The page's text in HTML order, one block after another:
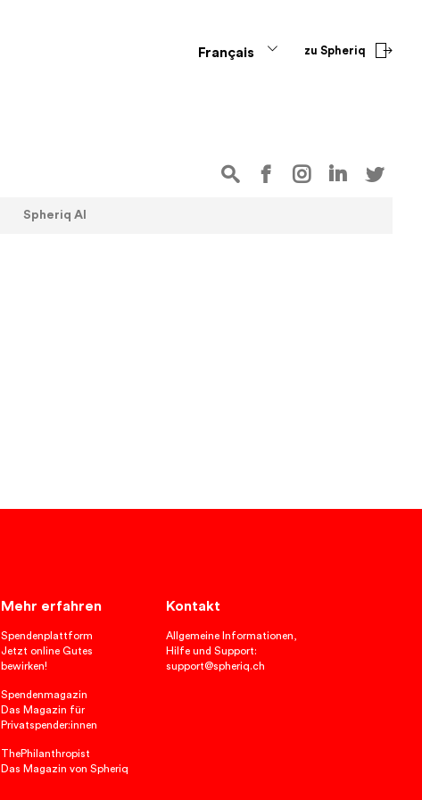
Français zu Spheriq
Spheriq AI
Mehr erfahren
Spendenplattform
Jetzt online Gutes
bewirken!
Spendenmagazin
Das Magazin für
Privatspender:innen
ThePhilanthropist
Das Magazin von Spheriq
Kontakt
Allgemeine Informationen,
Hilfe und Support:
support@spheriq.ch